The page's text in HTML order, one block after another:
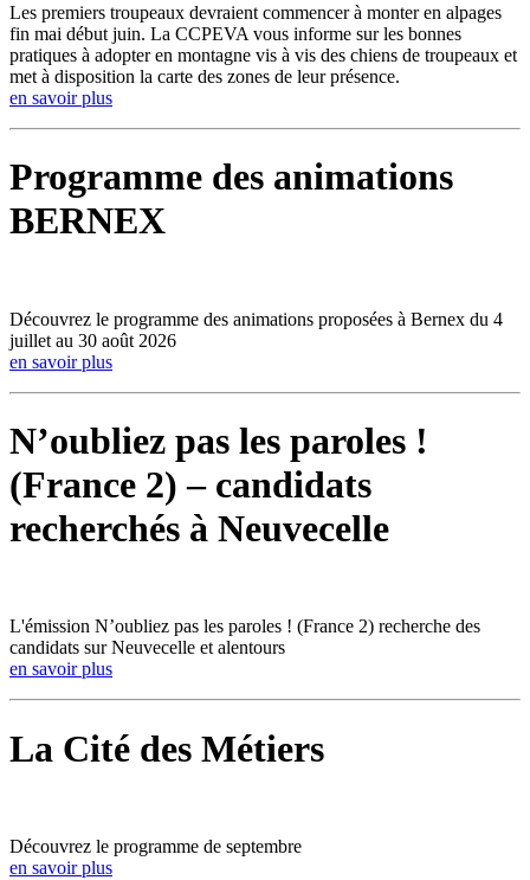
Les premiers troupeaux devraient commencer à monter en alpages
fin mai début juin. La CCPEVA vous informe sur les bonnes
pratiques à adopter en montagne vis à vis des chiens de troupeaux et
met à disposition la carte des zones de leur présence.
en savoir plus
Programme des animations
BERNEX
Découvrez le programme des animations proposées à Bernex du 4
juillet au 30 août 2026
en savoir plus
N’oubliez pas les paroles !
(France 2) – candidats
recherchés à Neuvecelle
L'émission N’oubliez pas les paroles ! (France 2) recherche des
candidats sur Neuvecelle et alentours
en savoir plus
La Cité des Métiers
Découvrez le programme de septembre
en savoir plus